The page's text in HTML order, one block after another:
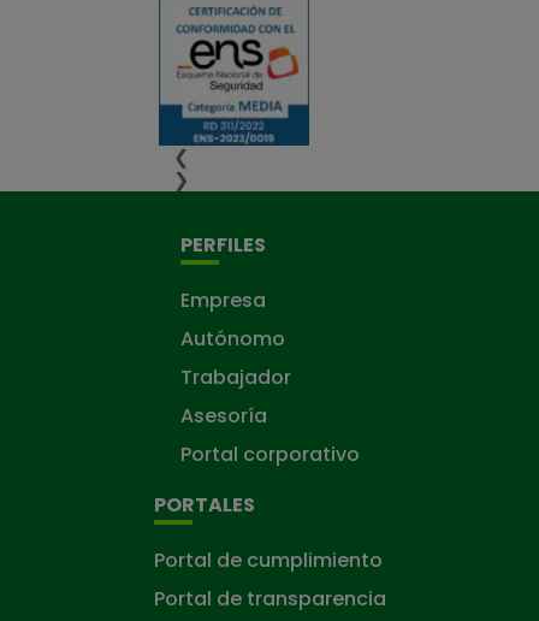
❮
❯
PERFILES
Empresa
Autónomo
Trabajador
Asesoría
Portal corporativo
PORTALES
Portal de cumplimiento
Portal de transparencia